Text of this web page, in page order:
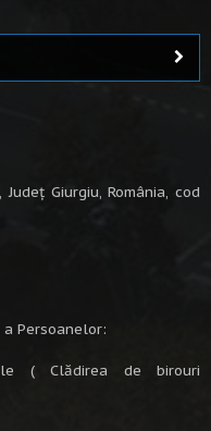
Giurgiu, România, cod
Persoanelor:
( Clădirea de birouri